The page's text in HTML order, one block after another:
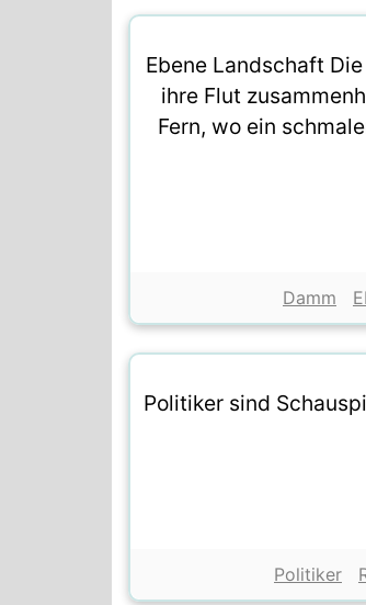
Ebene Landschaft
ihre Flut
Fern, wo ein
Damm
Politiker sind
Politiker